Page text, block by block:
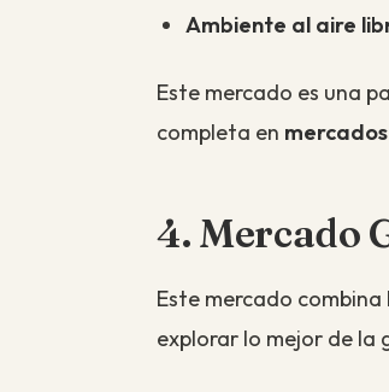
Ambiente al aire
Este mercado es una
completa en
4. Mercado
Este mercado
explorar lo mejor de